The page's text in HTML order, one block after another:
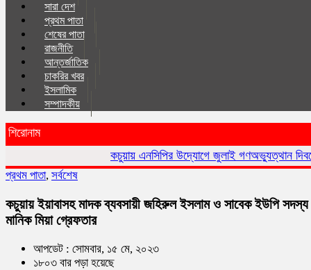
সারা দেশ
প্রথম পাতা
শেষের পাতা
রাজনীতি
আন্তর্জাতিক
চাকরির খবর
ইসলা‌মিক
সম্পাদকীয়
শিরোনাম
কচুয়ায় এনসিপির উদ্যোগে জুলাই গণঅভ্যুত্থান দিবসে র‌্যালি ও
প্রথম পাতা, সর্বশেষ
কচুয়ায় ইয়াবাসহ মাদক ব্যবসায়ী জহিরুল ইসলাম ও সাবেক ইউপি সদস্য
মানিক মিয়া গ্রেফতার
আপডেট : সোমবার, ১৫ মে, ২০২৩
১৮০৩ বার পড়া হয়েছে